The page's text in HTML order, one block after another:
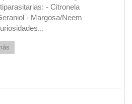
- Citronela
- Margosa/Neem